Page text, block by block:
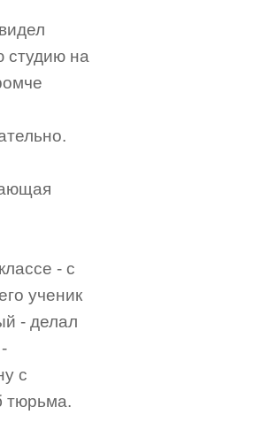
студию на
- с
ученик
- делал
с
тюрьма.